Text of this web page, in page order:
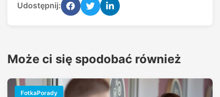
Udostępnij:
Może ci się spodobać również
FotkaPorady